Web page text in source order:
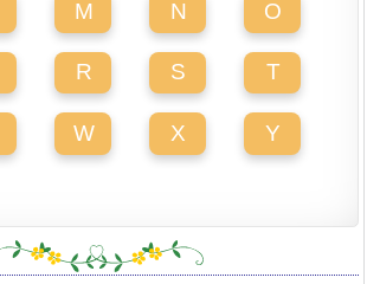
M N O
R S T
W X Y